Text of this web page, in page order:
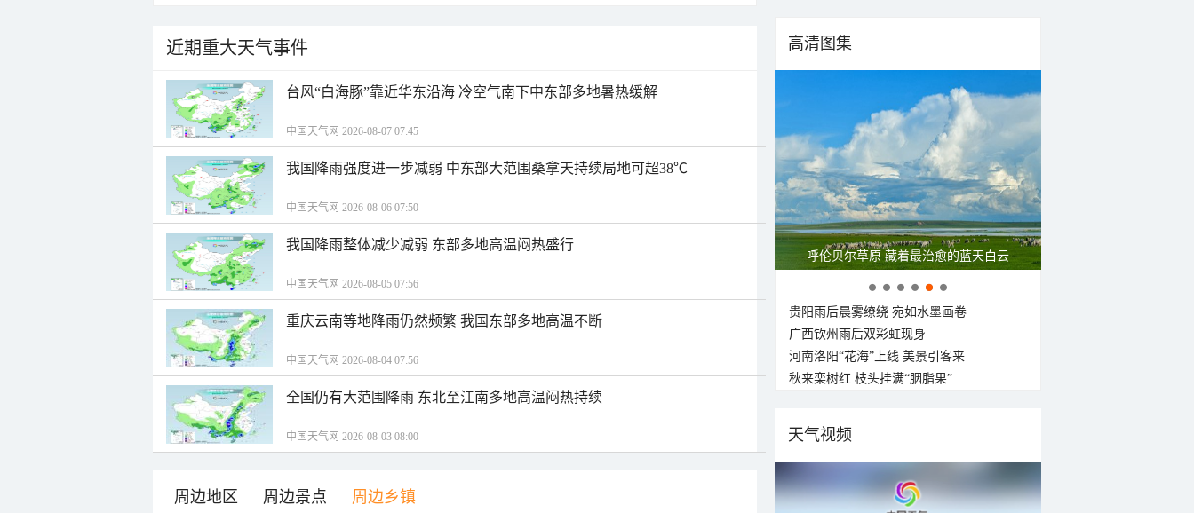
近期重大天气事件
台风“白海豚”靠近华东沿海 冷空气南下中东部多地暑热缓解
中国天气网 2026-08-07 07:45
我国降雨强度进一步减弱 中东部大范围桑拿天持续局地可超38℃
中国天气网 2026-08-06 07:50
我国降雨整体减少减弱 东部多地高温闷热盛行
中国天气网 2026-08-05 07:56
重庆云南等地降雨仍然频繁 我国东部多地高温不断
中国天气网 2026-08-04 07:56
全国仍有大范围降雨 东北至江南多地高温闷热持续
中国天气网 2026-08-03 08:00
周边地区 周边景点 周边乡镇
高清图集
呼伦贝尔草原 藏着最治愈的蓝天白云
贵阳雨后晨雾缭绕 宛如水墨画卷
广西钦州雨后双彩虹现身
河南洛阳“花海”上线 美景引客来
秋来栾树红 枝头挂满“胭脂果”
天气视频